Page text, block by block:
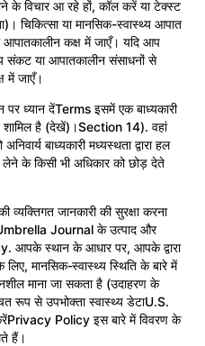
के विचार आ रहे हों, कॉल करें या टेक्स्ट
चिकित्सा या मानसिक-स्वास्थ्य आपात
आपातकालीन कक्ष में जाएँ। यदि आप
या आपातकालीन संसाधनों से
में जाएँ।
पर ध्यान देंTerms इसमें एक बाध्यकारी
शामिल है (देखें)।Section 14). वहां
बाध्यकारी मध्यस्थता द्वारा हल
लेने के किसी भी अधिकार को छोड़ देते
व्यक्तिगत जानकारी की सुरक्षा करना
Umbrella Journal के उत्पाद और
. आपके स्थान के आधार पर, आपके द्वारा
मानसिक‑स्वास्थ्य स्थिति के बारे में
माना जा सकता है (उदाहरण के
रूप से उपभोक्ता स्वास्थ्य डेटाU.S.
Policy इस बारे में विवरण के
हैं।